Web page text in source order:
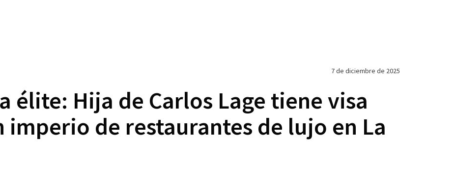
7 de diciembre de 2025
élite: Hija de Carlos Lage tiene visa
imperio de restaurantes de lujo en La